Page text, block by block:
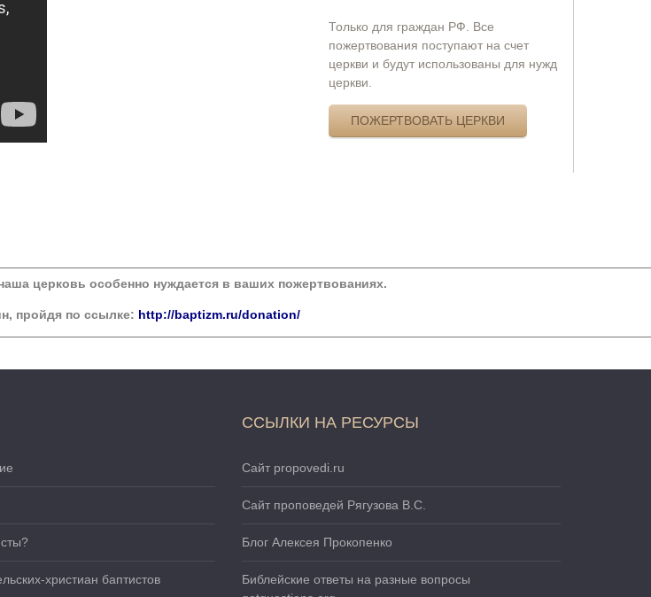
Только для граждан РФ. Все
пожертвования поступают на счет
церкви и будут использованы для нужд
церкви.
ПОЖЕРТВОВАТЬ ЦЕРКВИ
церковь особенно нуждается в ваших пожертвованиях.
пройдя по ссылке: http://baptizm.ru/donation/
христиан баптистов
ССЫЛКИ НА РЕСУРСЫ
Сайт propovedi.ru
Сайт проповедей Рягузова В.С.
Блог Алексея Прокопенко
Библейские ответы на разные вопросы